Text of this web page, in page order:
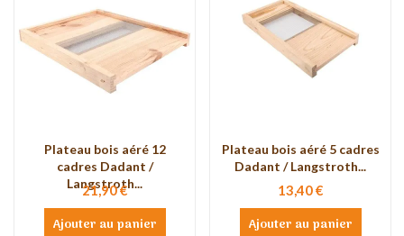
Plateau bois aéré 12
cadres Dadant /
Langstroth...
21,90 €
Ajouter au panier
Plateau bois aéré 5 cadres
Dadant / Langstroth...
13,40 €
Ajouter au panier